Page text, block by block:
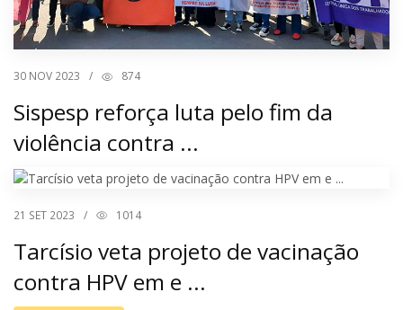
30 NOV 2023 / 874
Sispesp reforça luta pelo fim da
violência contra ...
21 SET 2023 / 1014
Tarcísio veta projeto de vacinação
contra HPV em e ...